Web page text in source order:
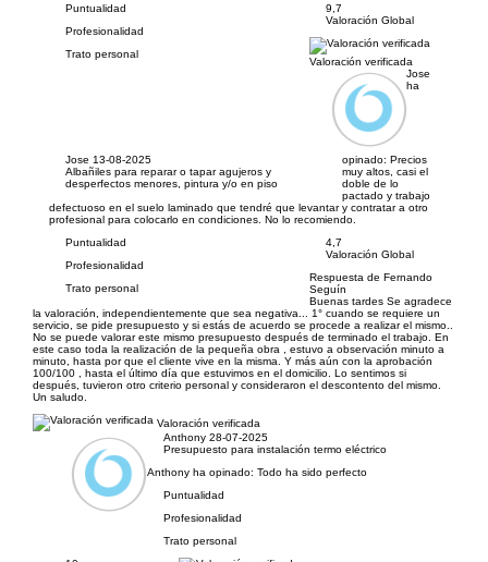
Puntualidad
Profesionalidad
Trato personal
9,7
Valoración Global
Valoración verificada
Jose 13-08-2025
Albañiles para reparar o tapar agujeros y
desperfectos menores, pintura y/o en piso
Jose
ha
opinado: Precios
muy altos, casi el
doble de lo
pactado y trabajo
defectuoso en el suelo laminado que tendré que levantar y contratar a otro
profesional para colocarlo en condiciones. No lo recomiendo.
Puntualidad
Profesionalidad
Trato personal
4,7
Valoración Global
Respuesta de Fernando
Seguín
Buenas tardes Se agradece
la valoración, independientemente que sea negativa... 1° cuando se requiere un
servicio, se pide presupuesto y si estás de acuerdo se procede a realizar el mismo..
No se puede valorar este mismo presupuesto después de terminado el trabajo. En
este caso toda la realización de la pequeña obra , estuvo a observación minuto a
minuto, hasta por que el cliente vive en la misma. Y más aún con la aprobación
100/100 , hasta el último día que estuvimos en el domicilio. Lo sentimos si
después, tuvieron otro criterio personal y consideraron el descontento del mismo.
Un saludo.
Valoración verificada
Anthony 28-07-2025
Presupuesto para instalación termo eléctrico
Anthony ha opinado: Todo ha sido perfecto
Puntualidad
Profesionalidad
Trato personal